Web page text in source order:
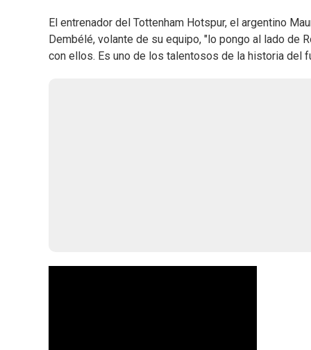
El entrenador del Tottenham Hotspur, el argentino
Dembélé, volante de su equipo, "lo pongo al lado de
con ellos. Es uno de los talentosos de la historia del